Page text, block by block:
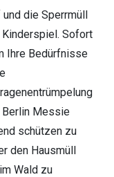
die Sperrmüll
Sofort
Ihre Bedürfnisse
Berlin Messie
schützen zu
den Hausmüll
Wald zu